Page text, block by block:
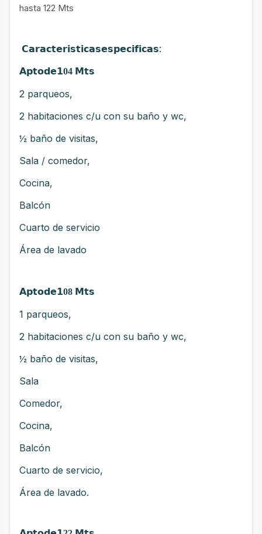
hasta 122 Mts
𝗖𝗮𝗿𝗮𝗰𝘁𝗲𝗿𝗶𝘀𝘁𝗶𝗰𝗮𝘀𝗲𝘀𝗽𝗲𝗰𝗶𝗳𝗶𝗰𝗮𝘀:
𝗔𝗽𝘁𝗼𝗱𝗲𝟭04 𝗠𝘁𝘀
2 parqueos,
2 habitaciones c/u con su baño y wc,
½ baño de visitas,
Sala / comedor,
Cocina,
Balcón
Cuarto de servicio
Área de lavado
𝗔𝗽𝘁𝗼𝗱𝗲𝟭08 𝗠𝘁𝘀
1 parqueos,
2 habitaciones c/u con su baño y wc,
½ baño de visitas,
Sala
Comedor,
Cocina,
Balcón
Cuarto de servicio,
Área de lavado.